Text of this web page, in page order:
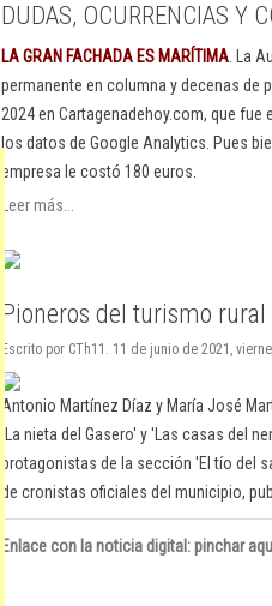
DUDAS, OCURRENCIAS Y
LA GRAN FACHADA ES MARÍTIMA . La
permanente en columna y decenas
2024 en Cartagenadehoy.com, que
los datos de Google Analytics. Pues
empresa le costó 180 euros.
Leer más...
Pioneros del turismo rural
Escrito por CTh11. 11 de junio de 2021,
Antonio Martínez Díaz y María José
'La nieta del Gasero' y 'Las casas del
protagonistas de la sección 'El tío del
de cronistas oficiales del municipio,
Enlace con la noticia digital: pinchar